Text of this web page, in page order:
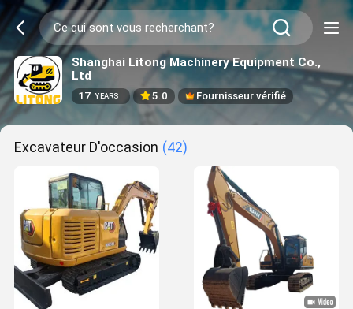
Shanghai Litong Machinery Equipment Co.,
Ltd
17 YEARS 5.0 Fournisseur vérifié
Excavateur D'occasion (42)